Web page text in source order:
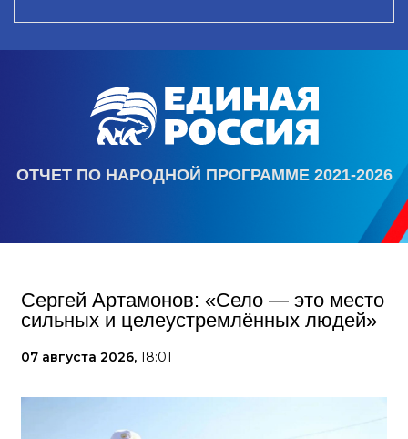
ОТЧЕТ ПО НАРОДНОЙ ПРОГРАММЕ 2021-2026
Сергей Артамонов: «Село — это место
сильных и целеустремлённых людей»
07 августа 2026, 18:01